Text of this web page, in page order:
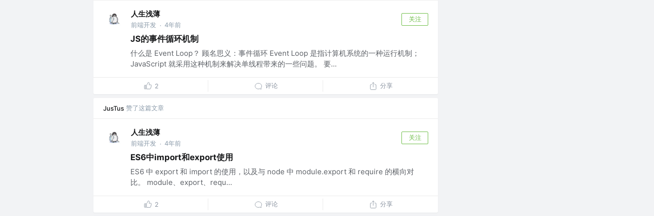
人生浅薄
前端开发 · 4年前
关注
JS的事件循环机制
什么是 Event Loop？ 顾名思义：事件循环 Event Loop 是指计算机系统的一种运行机制；
JavaScript 就采用这种机制来解决单线程带来的一些问题。 要...
2 评论 分享
JusTus 赞了这篇文章
人生浅薄
前端开发 · 4年前
关注
ES6中import和export使用
ES6 中 export 和 import 的使用，以及与 node 中 module.export 和 require 的横向对
比。 module、export、requ...
2 评论 分享